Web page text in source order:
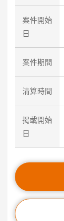
案件開始
日
案件期間
清算時間
掲載開始
日